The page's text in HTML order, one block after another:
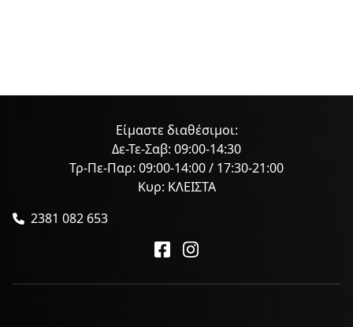
Είμαστε διαθέσιμοι:
Δε-Τε-Σαβ: 09:00-14:30
Τρ-Πε-Παρ: 09:00-14:00 / 17:30-21:00
Κυρ: ΚΛΕΙΣΤΑ
2381 082 653